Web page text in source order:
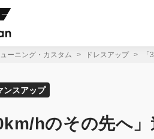
ーニング・カスタム ドレスアップ
ンスアップ
hのその先へ